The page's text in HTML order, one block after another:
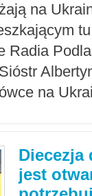
na
Radia
na
Diecezja
jest